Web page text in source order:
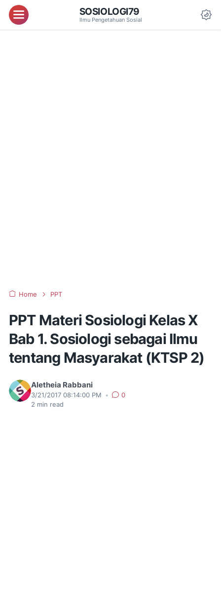
Menu SOSIOLOGI79
Ilmu Pengetahuan Sosial
Home PPT
PPT Materi Sosiologi Kelas X
Bab 1. Sosiologi sebagai Ilmu
tentang Masyarakat (KTSP 2)
Aletheia Rabbani
3/21/2017 08:14:00 PM •
0
2 min read